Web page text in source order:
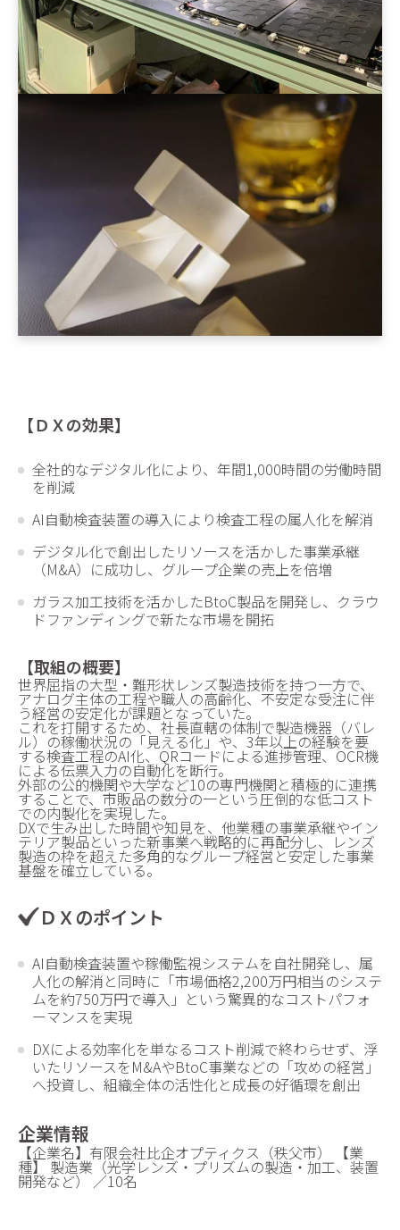
【ＤＸの効果】
全社的なデジタル化により、年間1,000時間の労働時間
を削減
AI自動検査装置の導入により検査工程の属人化を解消
デジタル化で創出したリソースを活かした事業承継
（M&A）に成功し、グループ企業の売上を倍増
ガラス加工技術を活かしたBtoC製品を開発し、クラウ
ドファンディングで新たな市場を開拓
【取組の概要】
世界屈指の大型・難形状レンズ製造技術を持つ一方で、
アナログ主体の工程や職人の高齢化、不安定な受注に伴
う経営の安定化が課題となっていた。
これを打開するため、社長直轄の体制で製造機器（バレ
ル）の稼働状況の「見える化」や、3年以上の経験を要
する検査工程のAI化、QRコードによる進捗管理、OCR機
による伝票入力の自動化を断行。
外部の公的機関や大学など10の専門機関と積極的に連携
することで、市販品の数分の一という圧倒的な低コスト
での内製化を実現した。
DXで生み出した時間や知見を、他業種の事業承継やイン
テリア製品といった新事業へ戦略的に再配分し、レンズ
製造の枠を超えた多角的なグループ経営と安定した事業
基盤を確立している。
ＤＸのポイント
AI自動検査装置や稼働監視システムを自社開発し、属
人化の解消と同時に「市場価格2,200万円相当のシステ
ムを約750万円で導入」という驚異的なコストパフォ
ーマンスを実現
DXによる効率化を単なるコスト削減で終わらせず、浮
いたリソースをM&AやBtoC事業などの「攻めの経営」
へ投資し、組織全体の活性化と成長の好循環を創出
企業情報
【企業名】有限会社比企オプティクス（秩父市） 【業
種】 製造業（光学レンズ・プリズムの製造・加工、装置
開発など） ／10名